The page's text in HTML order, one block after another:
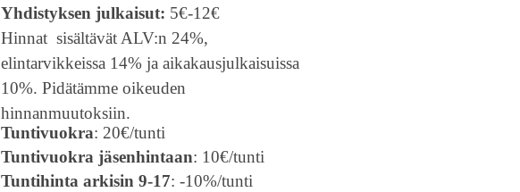
Yhdistyksen julkaisut: 5€-12€
Hinnat sisältävät ALV:n 24%,
elintarvikkeissa 14% ja aikakausjulkaisuissa
10%. Pidätämme oikeuden
hinnanmuutoksiin.
Tuntivuokra: 20€/tunti
Tuntivuokra jäsenhintaan: 10€/tunti
Tuntihinta arkisin 9-17: -10%/tunti